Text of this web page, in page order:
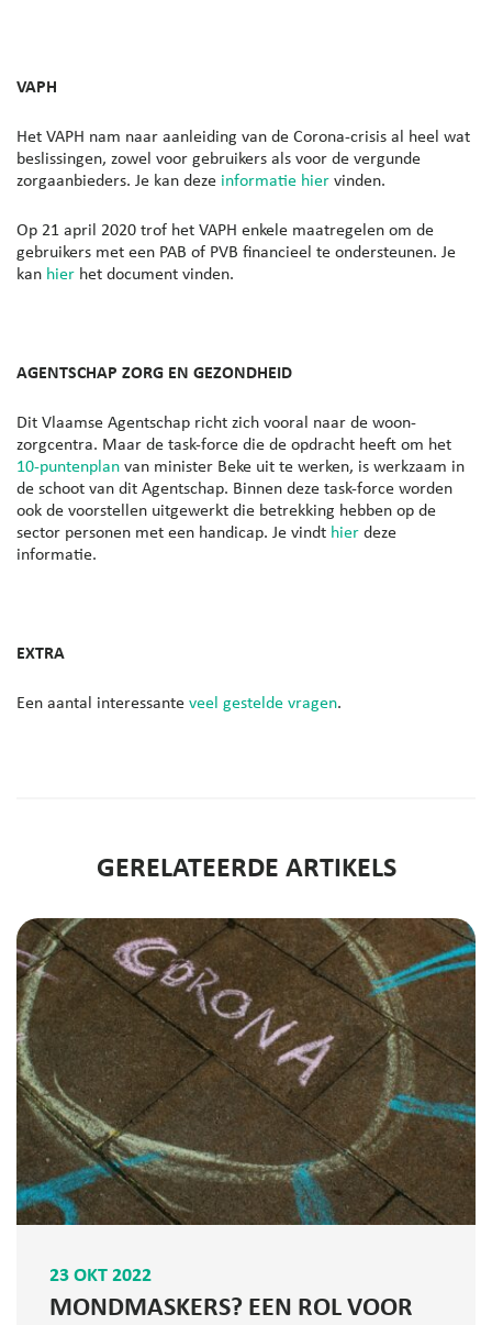
VAPH
Het VAPH nam naar aanleiding van de Corona-crisis al heel wat
beslissingen, zowel voor gebruikers als voor de vergunde
zorgaanbieders. Je kan deze informatie hier vinden.
Op 21 april 2020 trof het VAPH enkele maatregelen om de
gebruikers met een PAB of PVB financieel te ondersteunen. Je
kan hier het document vinden.
AGENTSCHAP ZORG EN GEZONDHEID
Dit Vlaamse Agentschap richt zich vooral naar de woon-
zorgcentra. Maar de task-force die de opdracht heeft om het
10-puntenplan van minister Beke uit te werken, is werkzaam in
de schoot van dit Agentschap. Binnen deze task-force worden
ook de voorstellen uitgewerkt die betrekking hebben op de
sector personen met een handicap. Je vindt hier deze
informatie.
EXTRA
Een aantal interessante veel gestelde vragen.
GERELATEERDE ARTIKELS
23 OKT 2022
MONDMASKERS? EEN ROL VOOR